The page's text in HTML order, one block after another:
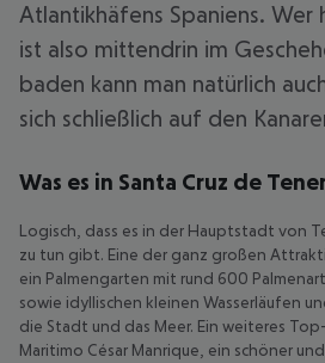
Atlantikhäfens Spaniens. Wer
ist also mittendrin im
baden kann man natürlich
sich schließlich auf den
Was es in Santa Cruz de
Logisch, dass es in der Hauptstadt von
zu tun gibt. Eine der ganz großen
ein Palmengarten mit rund 600
sowie idyllischen kleinen Wasserläufen
die Stadt und das Meer. Ein weiteres
Maritimo César Manrique, ein schöner